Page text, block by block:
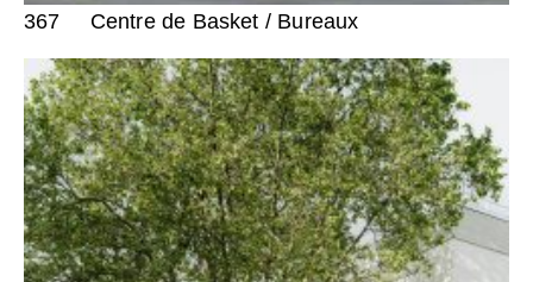
367 Centre de Basket / Bureaux